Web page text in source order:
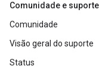
Comunidade e suporte
Comunidade
Visão geral do suporte
Status